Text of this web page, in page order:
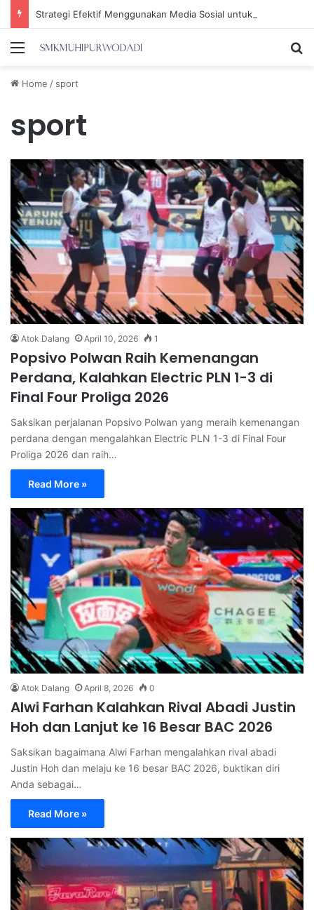
Menu
Home / sport
sport
Atok Dalang April 10, 2026 1
Popsivo Polwan Raih Kemenangan
Perdana, Kalahkan Electric PLN 1-3 di
Final Four Proliga 2026
Saksikan perjalanan Popsivo Polwan yang meraih kemenangan
perdana dengan mengalahkan Electric PLN 1-3 di Final Four
Proliga 2026 dan raih…
Read More »
Atok Dalang April 8, 2026 0
Alwi Farhan Kalahkan Rival Abadi Justin
Hoh dan Lanjut ke 16 Besar BAC 2026
Saksikan bagaimana Alwi Farhan mengalahkan rival abadi
Justin Hoh dan melaju ke 16 besar BAC 2026, buktikan diri
Anda sebagai…
Read More »